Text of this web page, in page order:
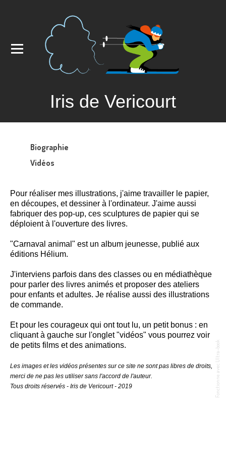
Iris de Vericourt
Biographie
Vidéos
Pour réaliser mes illustrations, j'aime travailler le papier,
en découpes, et dessiner à l'ordinateur. J'aime aussi
fabriquer des pop-up, ces sculptures de papier qui se
déploient à l'ouverture des livres.
"Carnaval animal" est un album jeunesse, publié aux
éditions Hélium.
J'interviens parfois dans des classes ou en médiathèque
pour parler des livres animés et proposer des ateliers
pour enfants et adultes. Je réalise aussi des illustrations
de commande.
Et pour les courageux qui ont tout lu, un petit bonus : en
cliquant à gauche sur l'onglet "vidéos" vous pourrez voir
de petits films et des animations.
Les images et les vidéos présentes sur ce site ne sont pas libres de droits,
merci de ne pas les utiliser sans l'accord de l'auteur.
Tous droits réservés - Iris de Vericourt - 2019
Fonctionne avec Ultra-book